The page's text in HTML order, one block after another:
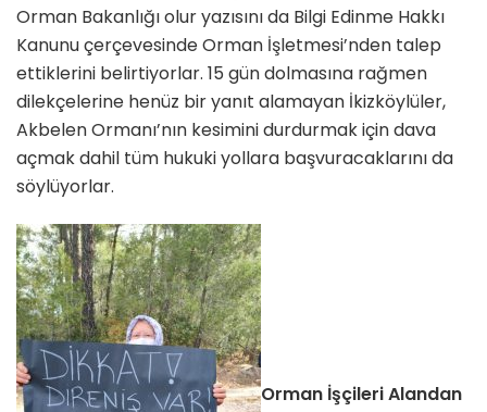
Orman Bakanlığı olur yazısını da Bilgi Edinme Hakkı
Kanunu çerçevesinde Orman İşletmesi’nden talep
ettiklerini belirtiyorlar. 15 gün dolmasına rağmen
dilekçelerine henüz bir yanıt alamayan İkizköylüler,
Akbelen Ormanı’nın kesimini durdurmak için dava
açmak dahil tüm hukuki yollara başvuracaklarını da
söylüyorlar.
Orman İşçileri Alandan